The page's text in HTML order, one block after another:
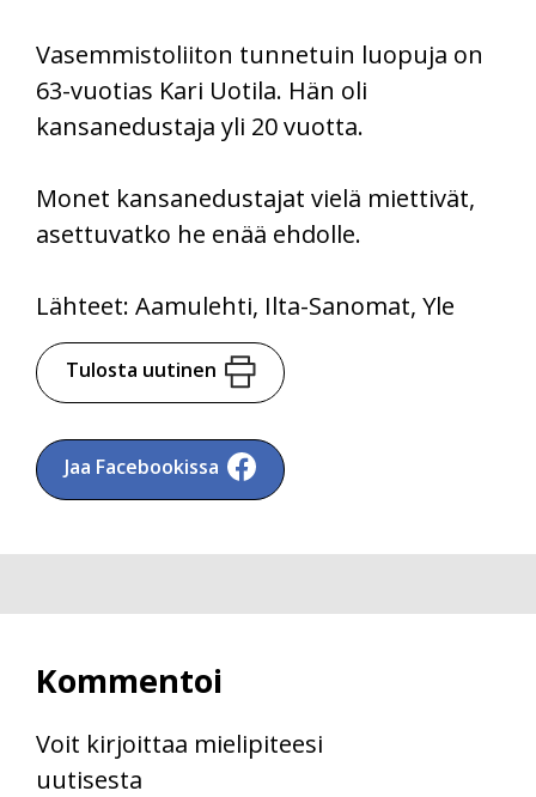
Vasemmistoliiton tunnetuin luopuja on
63-vuotias Kari Uotila. Hän oli
kansanedustaja yli 20 vuotta.
Monet kansanedustajat vielä miettivät,
asettuvatko he enää ehdolle.
Lähteet: Aamulehti, Ilta-Sanomat, Yle
Tulosta uutinen
Jaa Facebookissa
Kommentoi
Voit kirjoittaa mielipiteesi
uutisesta